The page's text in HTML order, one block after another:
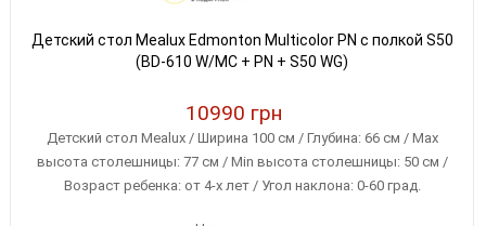
Детский стол Mealux Edmonton Multicolor PN с полкой S50
(BD-610 W/MC + PN + S50 WG)
10990 грн
Детский стол Mealux / Ширина 100 см / Глубина: 66 см / Max
высота столешницы: 77 см / Min высота столешницы: 50 см /
Возраст ребенка: от 4-х лет / Угол наклона: 0-60 град.